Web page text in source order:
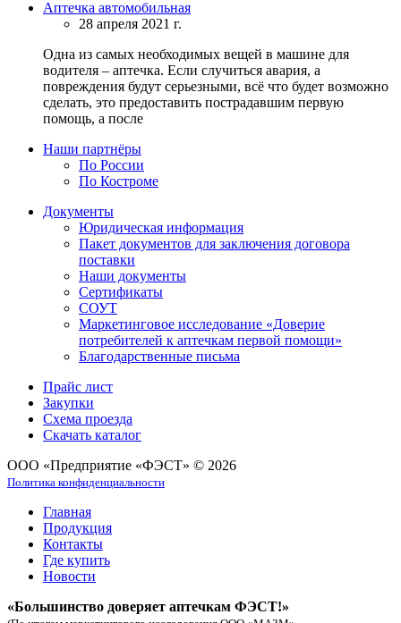
Аптечка автомобильная
28 апреля 2021 г.
Одна из самых необходимых вещей в машине для
водителя – аптечка. Если случиться авария, а
повреждения будут серьезными, всё что будет возможно
сделать, это предоставить пострадавшим первую
помощь, а после
Наши партнёры
По России
По Костроме
Документы
Юридическая информация
Пакет документов для заключения договора
поставки
Наши документы
Сертификаты
СОУТ
Маркетинговое исследование «Доверие
потребителей к аптечкам первой помощи»
Благодарственные письма
Прайс лист
Закупки
Схема проезда
Скачать каталог
ООО «Предприятие «ФЭСТ» © 2026
Политика конфиденциальности
Главная
Продукция
Контакты
Где купить
Новости
«Большинство доверяет аптечкам ФЭСТ!»